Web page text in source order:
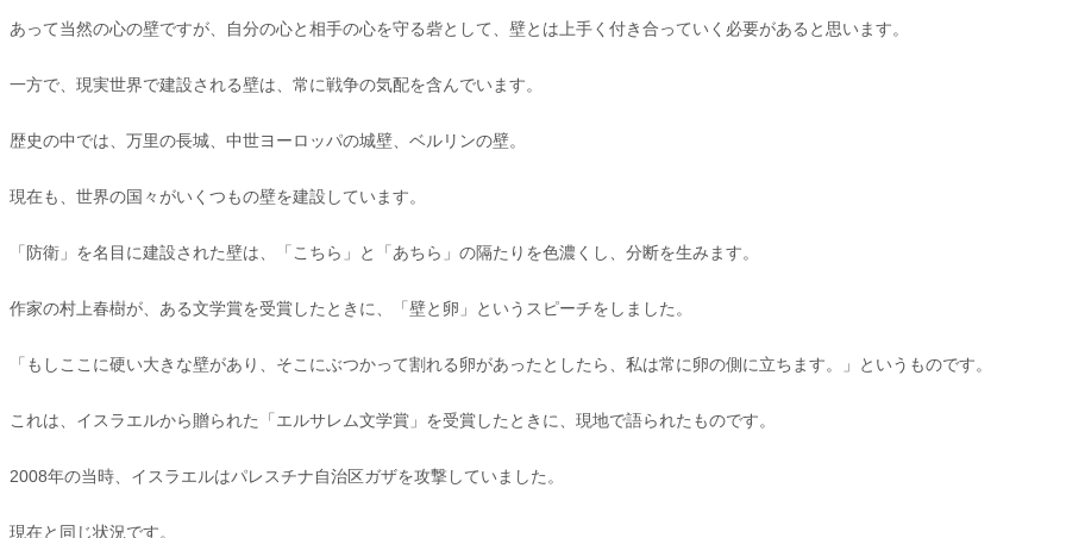
あって当然の心の壁ですが、自分の心と相手の心を守る砦として、壁とは上手く付き合っていく必要があると思います。
一方で、現実世界で建設される壁は、常に戦争の気配を含んでいます。
歴史の中では、万里の長城、中世ヨーロッパの城壁、ベルリンの壁。
現在も、世界の国々がいくつもの壁を建設しています。
「防衛」を名目に建設された壁は、「こちら」と「あちら」の隔たりを色濃くし、分断を生みます。
作家の村上春樹が、ある文学賞を受賞したときに、「壁と卵」というスピーチをしました。
「もしここに硬い大きな壁があり、そこにぶつかって割れる卵があったとしたら、私は常に卵の側に立ちます。」というものです。
これは、イスラエルから贈られた「エルサレム文学賞」を受賞したときに、現地で語られたものです。
2008年の当時、イスラエルはパレスチナ自治区ガザを攻撃していました。
現在と同じ状況です。